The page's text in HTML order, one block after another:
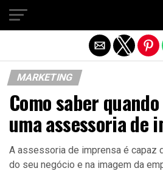
MARKETING
Como saber
uma assessoria de
A assessoria de imprensa é capaz
do seu negócio e na imagem da